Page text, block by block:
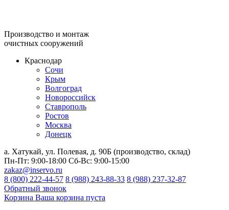
Производство и монтаж
очистных сооружений
Краснодар
Сочи
Крым
Волгоград
Новороссийск
Ставрополь
Ростов
Москва
Донецк
а. Хатукай, ул. Полевая, д. 90Б (производство, склад)
Пн-Пт: 9:00-18:00 Сб-Вс: 9:00-15:00
zakaz@inservo.ru
8 (800) 222-44-57 8 (988) 243-88-33 8 (988) 237-32-87
Обратный звонок
Корзина Ваша корзина пуста